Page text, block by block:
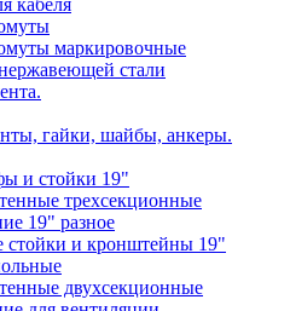
кабеля
маркировочные
стали
гайки, шайбы, анкеры.
и стойки 19"
трехсекционные
19" разное
и кронштейны 19"
двухсекционные